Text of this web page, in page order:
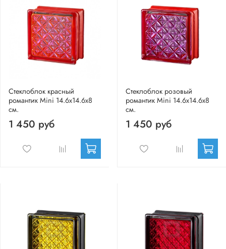
Стеклоблок красный
романтик Mini 14.6x14.6x8
см.
1 450 руб
Стеклоблок розовый
романтик Mini 14.6x14.6x8
см.
1 450 руб